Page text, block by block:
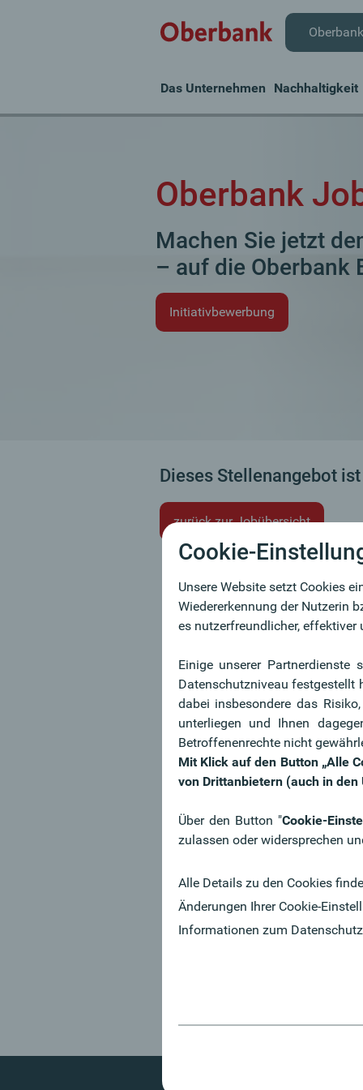
Das Unternehmen Nachhaltigkeit
Oberbank
Machen Sie jetzt
– auf die Oberbank
Initiativbewerbung
Dieses Stellenangebot
zurück zur Jobübersicht
Wofür stehen
die Oberbank zu einem
besonderen Arbeitgeber?
Mehr dazu
Cookie-
Unsere Website setzt Cookies
Wiedererkennung der Nutzerin
es nutzerfreundlicher, effektiver
Einige unserer
Datenschutzniveau festgestellt
dabei insbesondere das
unterliegen und Ihnen
Betroffenenrechte nicht
Mit Klick auf den Button „Alle
von Drittanbietern (auch in den
Über den Button "Cookie-
zulassen oder widersprechen
Alle Details zu den Cookies
Änderungen Ihrer Cookie-
Informationen zum